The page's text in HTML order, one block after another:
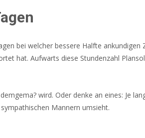
bei welcher bessere Halfte
hat. Aufwarts diese Stundenzahl
wird. Oder denke an eines: Je
Mannern umsieht.